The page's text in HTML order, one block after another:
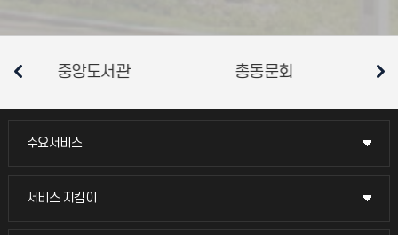
회 총학생회 소비자생활협동조합
주요서비스
주요서비스
교무회의방송
서비스 지킴이
서비스 지킴이